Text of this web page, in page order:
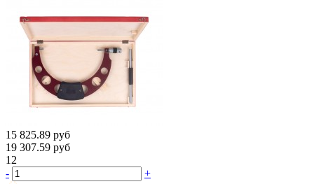
15 825.89 руб
19 307.59 руб
12
-
+